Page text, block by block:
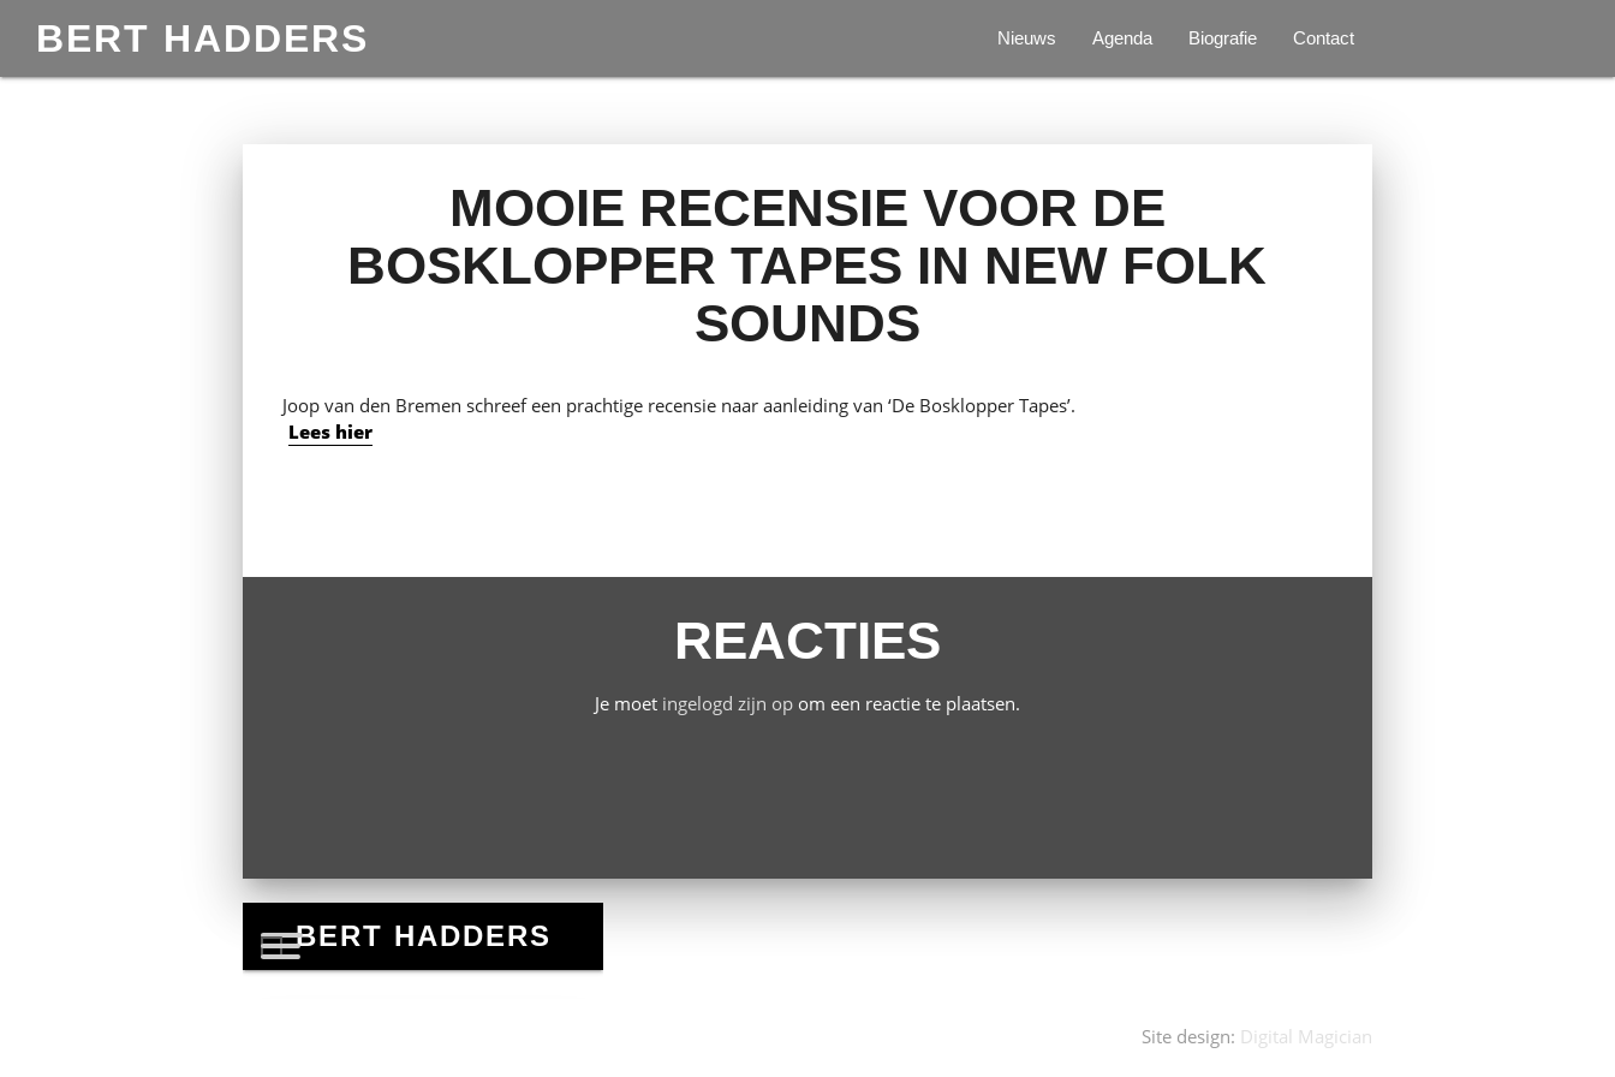
BERT HADDERS Nieuws Agenda Biografie Contact
MOOIE RECENSIE VOOR DE
BOSKLOPPER TAPES IN NEW FOLK
SOUNDS
Joop van den Bremen schreef een prachtige recensie naar aanleiding van ‘De Bosklopper Tapes’.
Lees hier
REACTIES
Je moet ingelogd zijn opom een reactie te plaatsen.
Site design: Digital Magician